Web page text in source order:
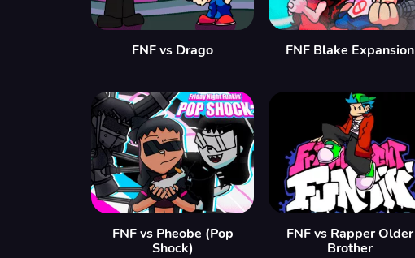
FNF vs Drago FNF Blake Expansion
FNF vs Pheobe (Pop
Shock)
FNF vs Rapper Older
Brother